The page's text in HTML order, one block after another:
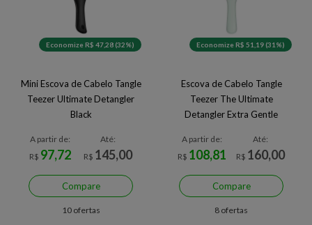
Economize R$ 47,28 (32%)
Mini Escova de Cabelo Tangle
Teezer Ultimate Detangler
Black
A partir de:
R$ 97,72
Até:
R$ 145,00
Compare
10 ofertas
Economize R$ 51,19 (31%)
Escova de Cabelo Tangle
Teezer The Ultimate
Detangler Extra Gentle
A partir de:
R$ 108,81
Até:
R$ 160,00
Compare
8 ofertas